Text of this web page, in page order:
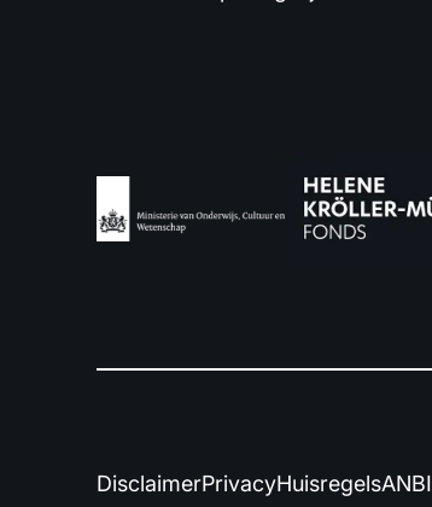
DisclaimerPrivacyHuisregelsANBI